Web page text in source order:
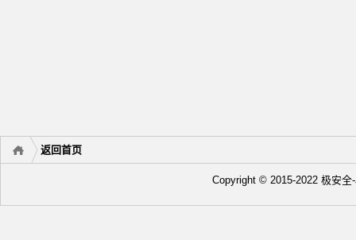
返回首页
Copyright © 2015-2022 极安